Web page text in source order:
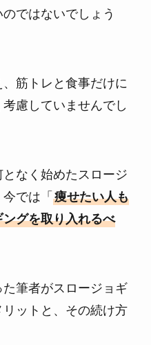
ではないでしょう
筋トレと食事だけに
慮していませんでし
なく始めたスロージ
では「 痩せたい人も
グを取り入れるべ
筆者がスロージョギ
ットと、その続け方